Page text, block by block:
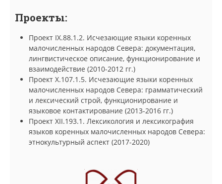
Проекты:
Проект IX.88.1.2. Исчезающие языки коренных
малочисленных народов Севера: документация,
лингвистическое описание, функционирование и
взаимодействие (2010-2012 гг.)
Проект X.107.1.5. Исчезающие языки коренных
малочисленных народов Севера: грамматический
и лексический строй, функционирование и
языковое контактирование (2013-2016 гг.)
Проект XII.193.1. Лексикология и лексикография
языков коренных малочисленных народов Севера:
этнокультурный аспект (2017-2020)